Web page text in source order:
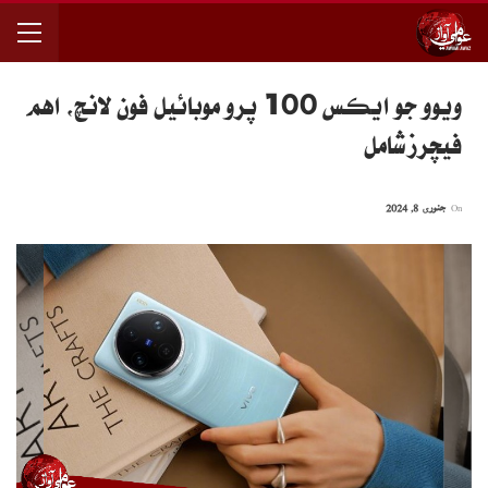
ويوو جو ايڪس 100 پرو موبائيل فون لانچ، اهم
فيچرز شامل